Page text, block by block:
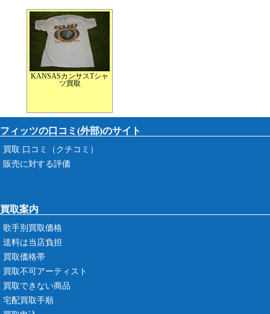
KANSASカンサスTシャ
ツ買取
フィッツの口コミ(外部)のサイト
買取 口コミ（クチコミ）
販売に対する評価
買取案内
歌手別買取価格
送料は当店負担
買取価格帯
買取不可アーティスト
買取できない商品
宅配買取手順